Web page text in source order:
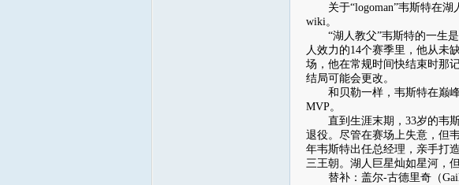
关于“logoman”韦斯特在湖
wiki。
“湖人教父”韦斯特的一生是
人效力的14个赛季里，他从未
场，他在常规时间快结束时那
结局可能会更改。
和贝勒一样，韦斯特在巅峰
MVP。
直到生涯末期，33岁的韦斯
退役。尽管在赛场上失意，但
年韦斯特出任总经理，亲手打
三王朝。湖人巨星灿如星河，
替补：盖尔-古德里奇（Gail